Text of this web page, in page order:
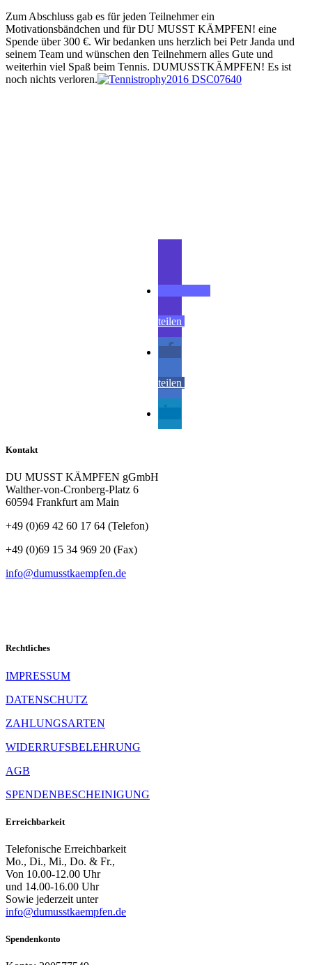
Zum Abschluss gab es für jeden Teilnehmer ein
Motivationsbändchen und für DU MUSST KÄMPFEN! eine
Spende über 300 €. Wir bedanken uns herzlich bei Petr Janda und
seinem Team und wünschen den Teilnehmern alles Gute und
weiterhin viel Spaß beim Tennis. DUMUSSTKÄMPFEN! Es ist
noch nichts verloren.
teilen
teilen
Kontakt
DU MUSST KÄMPFEN gGmbH
Walther-von-Cronberg-Platz 6
60594 Frankfurt am Main
+49 (0)69 42 60 17 64 (Telefon)
+49 (0)69 15 34 969 20 (Fax)
info@dumusstkaempfen.de
Rechtliches
IMPRESSUM
DATENSCHUTZ
ZAHLUNGSARTEN
WIDERRUFSBELEHRUNG
AGB
SPENDENBESCHEINIGUNG
Erreichbarkeit
Telefonische Erreichbarkeit
Mo., Di., Mi., Do. & Fr.,
Von 10.00-12.00 Uhr
und 14.00-16.00 Uhr
Sowie jederzeit unter
info@dumusstkaempfen.de
Spendenkonto